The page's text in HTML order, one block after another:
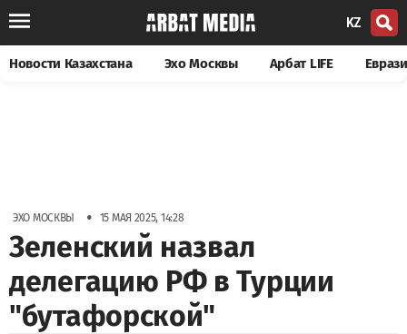
KZ
Новости Казахстана Эхо Москвы Арбат LIFE
ЭХО МОСКВЫ • 15 МАЯ 2025, 14:28
Зеленский назвал
делегацию РФ в Турции
"бутафорской"